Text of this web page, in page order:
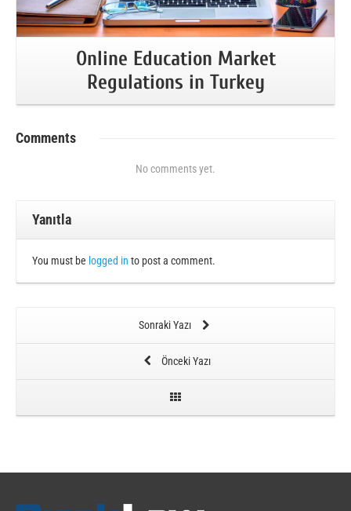
Online Education Market
Regulations in Turkey
Comments
No comments yet.
Yanıtla
You must be logged in to post a comment.
Sonraki Yazı
Önceki Yazı